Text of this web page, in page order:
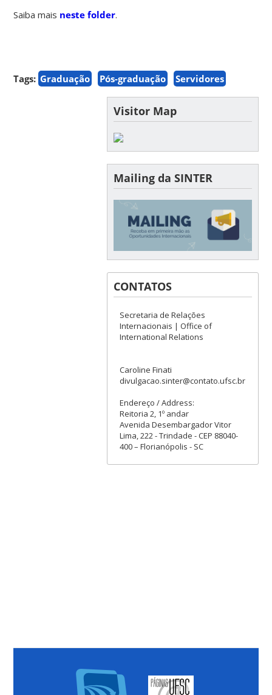
Saiba mais neste folder.
Tags: Graduação Pós-graduação Servidores
Visitor Map
Mailing da SINTER
CONTATOS
Secretaria de Relações
Internacionais | Office of
International Relations
Caroline Finati
divulgacao.sinter@contato.ufsc.br
Endereço / Address:
Reitoria 2, 1º andar
Avenida Desembargador Vitor
Lima, 222 - Trindade - CEP 88040-
400 – Florianópolis - SC